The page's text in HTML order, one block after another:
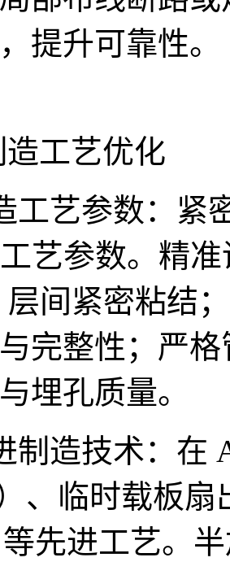
提升可靠性。
造工艺优化
工艺参数：紧
艺参数。精
间紧密粘结
完整性；严
埋孔质量。
制造技术：在
、临时载板
等先进工艺。